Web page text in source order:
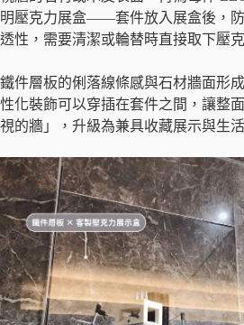
明壓克力展盒——套件放入展盒後，
透性，需要清潔或輪替時直接取下壓
鐵件層板的俐落線條感與石材牆面形
性化裝飾可以穿插在套件之間，讓整
視的牆」，升級為兼具收藏展示與生